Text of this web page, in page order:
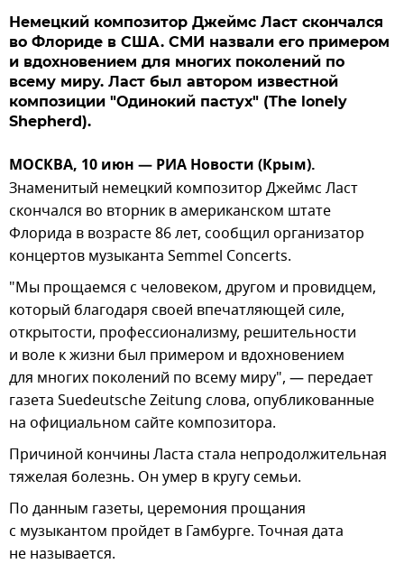
Немецкий композитор Джеймс Ласт скончался
во Флориде в США. СМИ назвали его примером
и вдохновением для многих поколений по
всему миру. Ласт был автором известной
композиции "Одинокий пастух" (The lonely
Shepherd).
МОСКВА, 10 июн — РИА Новости (Крым).
Знаменитый немецкий композитор Джеймс Ласт
скончался во вторник в американском штате
Флорида в возрасте 86 лет, сообщил организатор
концертов музыканта Semmel Concerts.
"Мы прощаемся с человеком, другом и провидцем,
который благодаря своей впечатляющей силе,
открытости, профессионализму, решительности
и воле к жизни был примером и вдохновением
для многих поколений по всему миру", — передает
газета Suedeutsche Zeitung слова, опубликованные
на официальном сайте композитора.
Причиной кончины Ласта стала непродолжительная
тяжелая болезнь. Он умер в кругу семьи.
По данным газеты, церемония прощания
с музыкантом пройдет в Гамбурге. Точная дата
не называется.